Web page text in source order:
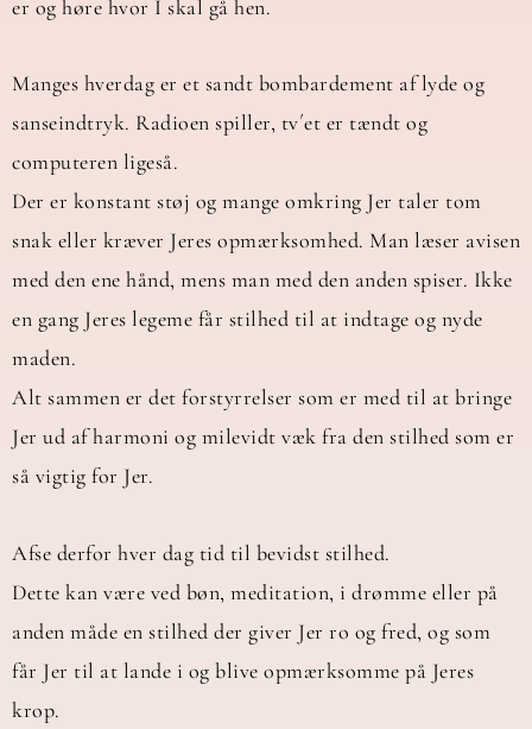
er og høre hvor I skal gå hen.
Manges hverdag er et sandt bombardement af lyde og
sanseindtryk. Radioen spiller, tv´et er tændt og
computeren ligeså.
Der er konstant støj og mange omkring Jer taler tom
snak eller kræver Jeres opmærksomhed. Man læser avisen
med den ene hånd, mens man med den anden spiser. Ikke
en gang Jeres legeme får stilhed til at indtage og nyde
maden.
Alt sammen er det forstyrrelser som er med til at bringe
Jer ud af harmoni og milevidt væk fra den stilhed som er
så vigtig for Jer.
Afse derfor hver dag tid til bevidst stilhed.
Dette kan være ved bøn, meditation, i drømme eller på
anden måde en stilhed der giver Jer ro og fred, og som
får Jer til at lande i og blive opmærksomme på Jeres
krop.